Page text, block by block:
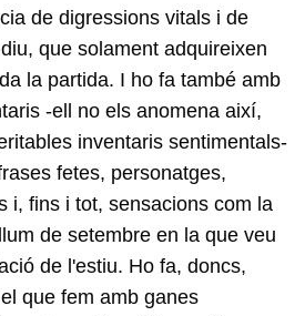
de digressions vitals i de
que solament adquireixen
la partida. I ho fa també amb
-ell no els anomena així,
inventaris sentimentals-
fetes, personatges,
i, fins i tot, sensacions com la
de setembre en la que veu
de l'estiu. Ho fa, doncs,
que fem amb ganes